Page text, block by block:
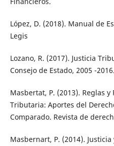
López, D. (2018). Manual de
Legis
Lozano, R. (2017). Justicia
Consejo de Estado, 2005 -
Masbertat, P. (2013). Reglas
Tributaria: Aportes del
Comparado. Revista de
Masbernart, P. (2014).